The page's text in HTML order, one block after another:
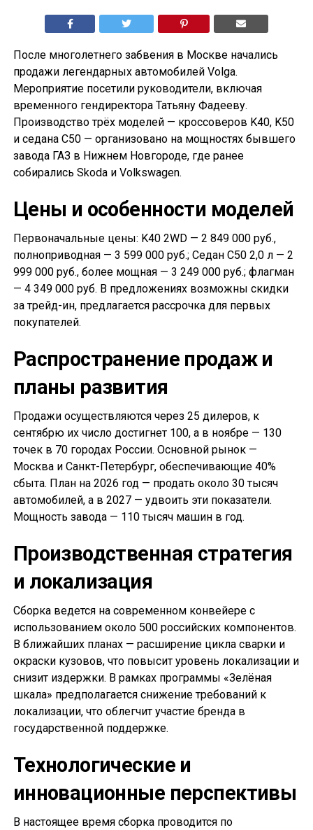
После многолетнего забвения в Москве начались
продажи легендарных автомобилей Volga.
Мероприятие посетили руководители, включая
временного гендиректора Татьяну Фадееву.
Производство трёх моделей — кроссоверов K40, K50
и седана С50 — организовано на мощностях бывшего
завода ГАЗ в Нижнем Новгороде, где ранее
собирались Skoda и Volkswagen.
Цены и особенности моделей
Первоначальные цены: K40 2WD — 2 849 000 руб.,
полноприводная — 3 599 000 руб.; Седан С50 2,0 л — 2
999 000 руб., более мощная — 3 249 000 руб.; флагман
— 4 349 000 руб. В предложениях возможны скидки
за трейд-ин, предлагается рассрочка для первых
покупателей.
Распространение продаж и
планы развития
Продажи осуществляются через 25 дилеров, к
сентябрю их число достигнет 100, а в ноябре — 130
точек в 70 городах России. Основной рынок —
Москва и Санкт-Петербург, обеспечивающие 40%
сбыта. План на 2026 год — продать около 30 тысяч
автомобилей, а в 2027 — удвоить эти показатели.
Мощность завода — 110 тысяч машин в год.
Производственная стратегия
и локализация
Сборка ведется на современном конвейере с
использованием около 500 российских компонентов.
В ближайших планах — расширение цикла сварки и
окраски кузовов, что повысит уровень локализации и
снизит издержки. В рамках программы «Зелёная
шкала» предполагается снижение требований к
локализации, что облегчит участие бренда в
государственной поддержке.
Технологические и
инновационные перспективы
В настоящее время сборка проводится по